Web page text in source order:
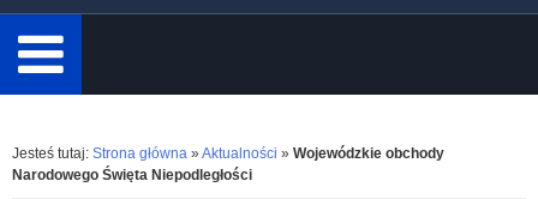
minimum
3
znaki.
Rozwiń
Jesteś tutaj: Strona główna » Aktualności » Wojewódzkie obchody
Narodowego Święta Niepodległości